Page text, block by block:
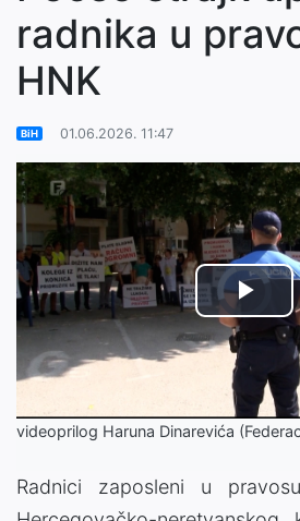
radnika u
HNK
BiH 01.06.2026. 11:47
Video
is
videoprilog Haruna Dinarevića
Radnici zaposleni u